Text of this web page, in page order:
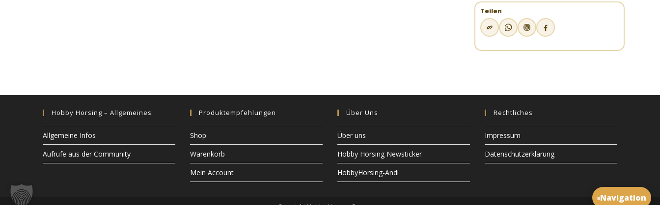
n
Teilen
Hobby Horsing – Allgemeines
Allgemeine Infos
Aufrufe aus der Community
Produktempfehlungen
Shop
Warenkorb
Mein Account
Über Uns
Über uns
Hobby Horsing Newsticker
HobbyHorsing-Andi
Rechtliches
Impressum
Datenschutzerklärung
≡Navigation